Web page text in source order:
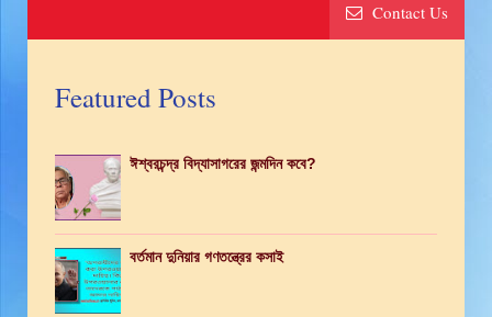
Contact Us
Featured Posts
ঈশ্বরচন্দ্র বিদ্যাসাগরের জন্মদিন কবে?
বর্তমান দুনিয়ার গণতন্ত্রের কসাই